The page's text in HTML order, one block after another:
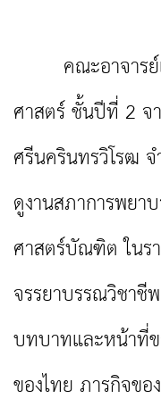
คณะอาจารย์
ศาสตร์ ชั้นปีที่ 2 จ
ศรีนครินทรวิโรฒ
ดูงานสภาการพย
ศาสตร์บัณฑิต ในร
จรรยาบรรณวิชาชี
บทบาทและหน้าที่
ของไทย ภารกิจข